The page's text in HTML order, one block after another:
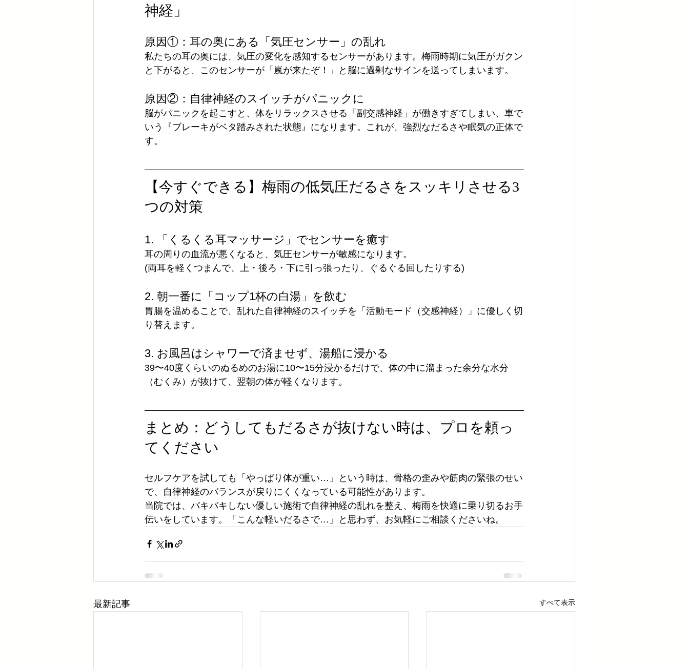
神経」
原因①：耳の奥にある「気圧センサー」の乱れ
私たちの耳の奥には、気圧の変化を感知するセンサーがあります。梅雨時期に気圧がガクン
と下がると、このセンサーが「嵐が来たぞ！」と脳に過剰なサインを送ってしまいます。
原因②：自律神経のスイッチがパニックに
脳がパニックを起こすと、体をリラックスさせる「副交感神経」が働きすぎてしまい、車で
いう『ブレーキがベタ踏みされた状態』になります。これが、強烈なだるさや眠気の正体で
す。
【今すぐできる】梅雨の低気圧だるさをスッキリさせる3
つの対策
1. 「くるくる耳マッサージ」でセンサーを癒す
耳の周りの血流が悪くなると、気圧センサーが敏感になります。
(両耳を軽くつまんで、上・後ろ・下に引っ張ったり、ぐるぐる回したりする)
2. 朝一番に「コップ1杯の白湯」を飲む
胃腸を温めることで、乱れた自律神経のスイッチを「活動モード（交感神経）」に優しく切
り替えます。
3. お風呂はシャワーで済ませず、湯船に浸かる
39〜40度くらいのぬるめのお湯に10〜15分浸かるだけで、体の中に溜まった余分な水分
（むくみ）が抜けて、翌朝の体が軽くなります。
まとめ：どうしてもだるさが抜けない時は、プロを頼っ
てください
セルフケアを試しても「やっぱり体が重い…」という時は、骨格の歪みや筋肉の緊張のせい
で、自律神経のバランスが戻りにくくなっている可能性があります。
当院では、バキバキしない優しい施術で自律神経の乱れを整え、梅雨を快適に乗り切るお手
伝いをしています。「こんな軽いだるさで…」と思わず、お気軽にご相談くださいね。
最新記事 すべて表示